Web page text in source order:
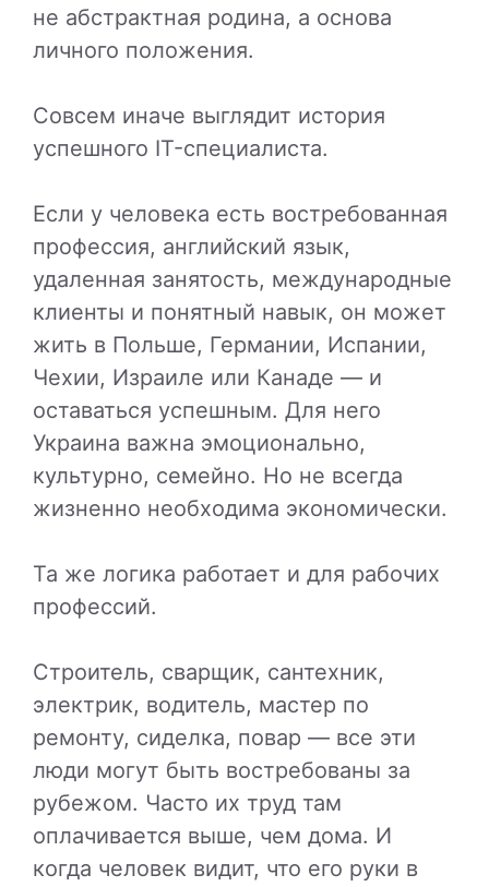
не абстрактная родина, а основа
личного положения.
Совсем иначе выглядит история
успешного IT-специалиста.
Если у человека есть востребованная
профессия, английский язык,
удаленная занятость, международные
клиенты и понятный навык, он может
жить в Польше, Германии, Испании,
Чехии, Израиле или Канаде — и
оставаться успешным. Для него
Украина важна эмоционально,
культурно, семейно. Но не всегда
жизненно необходима экономически.
Та же логика работает и для рабочих
профессий.
Строитель, сварщик, сантехник,
электрик, водитель, мастер по
ремонту, сиделка, повар — все эти
люди могут быть востребованы за
рубежом. Часто их труд там
оплачивается выше, чем дома. И
когда человек видит, что его руки в